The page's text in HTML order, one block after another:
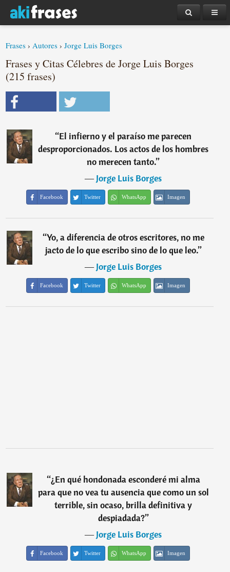
Frases ›Autores ›Jorge Luis Borges
Frases y Citas Célebres de Jorge Luis Borges
(215 frases)
“El infierno y el paraíso me parecen
desproporcionados. Los actos de los hombres
no merecen tanto.”
―Jorge Luis Borges
Facebook Twitter WhatsApp Imagen
“Yo, a diferencia de otros escritores, no me
jacto de lo que escribo sino de lo que leo.”
―Jorge Luis Borges
Facebook Twitter WhatsApp Imagen
“¿En qué hondonada esconderé mi alma
para que no vea tu ausencia que como un sol
terrible, sin ocaso, brilla definitiva y
despiadada?”
―Jorge Luis Borges
Facebook Twitter WhatsApp Imagen